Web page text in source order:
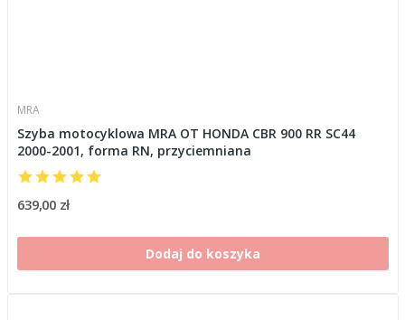
MRA
Szyba motocyklowa MRA OT HONDA CBR 900 RR SC44
2000-2001, forma RN, przyciemniana
639,00 zł
Dodaj do koszyka